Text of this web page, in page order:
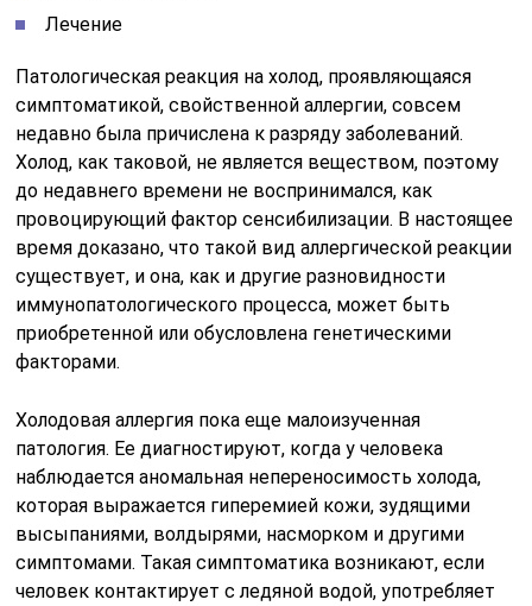
Лечение
Патологическая реакция на холод, проявляющаяся
симптоматикой, свойственной аллергии, совсем
недавно была причислена к разряду заболеваний.
Холод, как таковой, не является веществом, поэтому
до недавнего времени не воспринимался, как
провоцирующий фактор сенсибилизации. В настоящее
время доказано, что такой вид аллергической реакции
существует, и она, как и другие разновидности
иммунопатологического процесса, может быть
приобретенной или обусловлена генетическими
факторами.
Холодовая аллергия пока еще малоизученная
патология. Ее диагностируют, когда у человека
наблюдается аномальная непереносимость холода,
которая выражается гиперемией кожи, зудящими
высыпаниями, волдырями, насморком и другими
симптомами. Такая симптоматика возникают, если
человек контактирует с ледяной водой, употребляет